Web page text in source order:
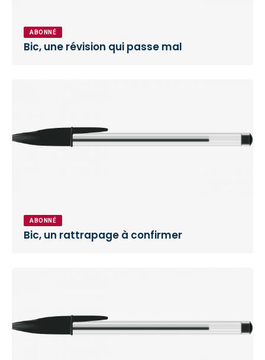
ABONNÉ
Bic, une révision qui passe mal
ABONNÉ
Bic, un rattrapage à confirmer